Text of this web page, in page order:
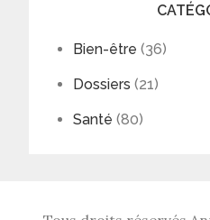
Bien-être (36)
Dossiers (21)
Santé (80)